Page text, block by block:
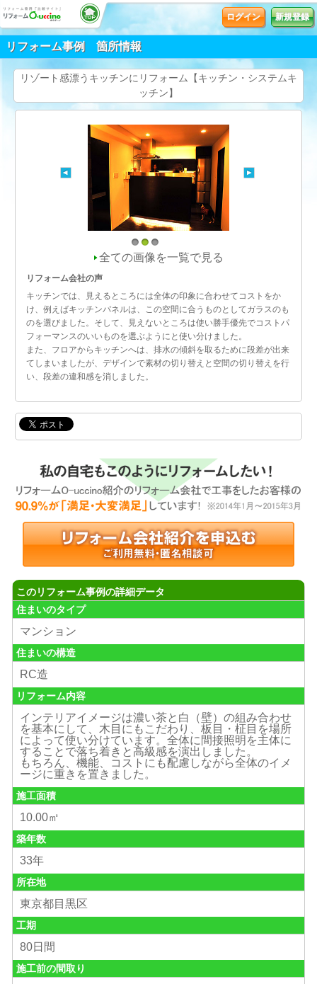
ログイン 新規登録
リフォーム事例 箇所情報
リゾート感漂うキッチンにリフォーム【キッチン・システムキ
ッチン】
1 2 3
全ての画像を一覧で見る
リフォーム会社の声
キッチンでは、見えるところには全体の印象に合わせてコストをか
け、例えばキッチンパネルは、この空間に合うものとしてガラスのも
のを選びました。そして、見えないところは使い勝手優先でコストパ
フォーマンスのいいものを選ぶようにと使い分けました。
また、フロアからキッチンへは、排水の傾斜を取るために段差が出来
てしまいましたが、デザインで素材の切り替えと空間の切り替えを行
い、段差の違和感を消しました。
このリフォーム事例の詳細データ
住まいのタイプ
マンション
住まいの構造
RC造
リフォーム内容
インテリアイメージは濃い茶と白（壁）の組み合わせ
を基本にして、木目にもこだわり、板目・柾目を場所
によって使い分けています。全体に間接照明を主体に
することで落ち着きと高級感を演出しました。
もちろん、機能、コストにも配慮しながら全体のイメ
ージに重きを置きました。
施工面積
10.00㎡
築年数
33年
所在地
東京都目黒区
工期
80日間
施工前の間取り